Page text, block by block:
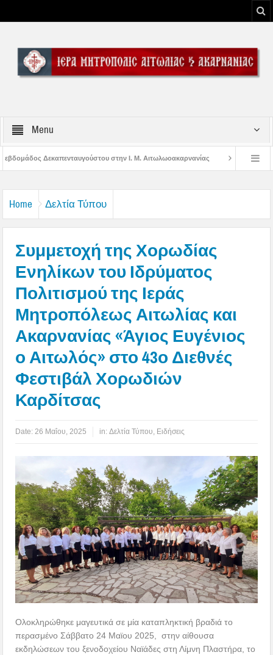
Menu
στην Ι. Μ. Αιτωλωοακαρνανίας Μήνυμα Σεβασμιωτάτου Μητροπολίτου
Home Δελτία Τύπου
Συμμετοχή της Χορωδίας
Ενηλίκων του Ιδρύματος
Πολιτισμού της Ιεράς
Μητροπόλεως Αιτωλίας και
Ακαρνανίας «Άγιος Ευγένιος
ο Αιτωλός» στο 43ο Διεθνές
Φεστιβάλ Χορωδιών
Καρδίτσας
Date: 26 Μαΐου, 2025 in:Δελτία Τύπου Ειδήσεις
Ολοκληρώθηκε μαγευτικά σε μία καταπληκτική βραδιά το
περασμένο Σάββατο 24 Μαϊου 2025, στην αίθουσα
εκδηλώσεων του ξενοδοχείου Ναϊάδες στη Λίμνη Πλαστήρα, το